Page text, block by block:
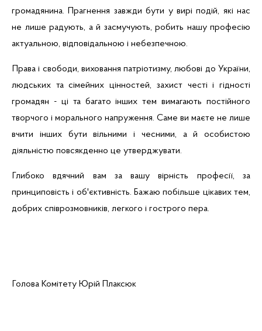
громадянина. Прагнення завжди бути у вирі подій, які нас
не лише радують, а й засмучують, робить нашу професію
актуальною, відповідальною і небезпечною.
Права і свободи, виховання патріотизму, любові до України,
людських та сімейних цінностей, захист честі і гідності
громадян - ці та багато інших тем вимагають постійного
творчого і морального напруження. Саме ви маєте не лише
вчити інших бути вільними і чесними, а й особистою
діяльністю повсякденно це утверджувати.
Глибоко вдячний вам за вашу вірність професії, за
принциповість і об'єктивність. Бажаю побільше цікавих тем,
добрих співрозмовників, легкого і гострого пера.
Голова Комітету Юрій Плаксюк